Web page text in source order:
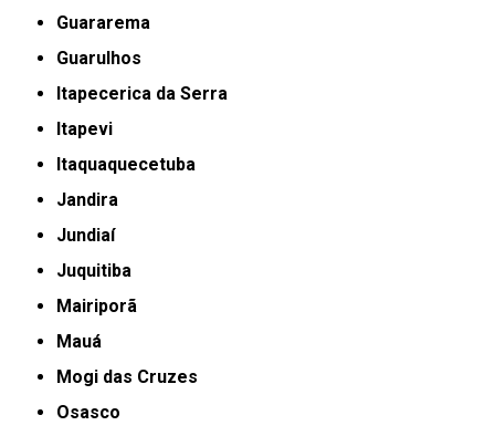
Guararema
Guarulhos
Itapecerica da Serra
Itapevi
Itaquaquecetuba
Jandira
Jundiaí
Juquitiba
Mairiporã
Mauá
Mogi das Cruzes
Osasco